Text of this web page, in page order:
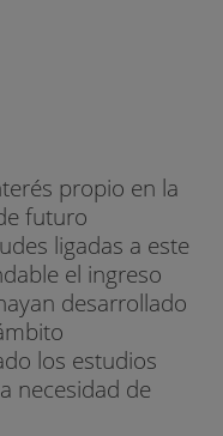
propio en la
futuro
ligadas a este
el ingreso
desarrollado
los estudios
necesidad de